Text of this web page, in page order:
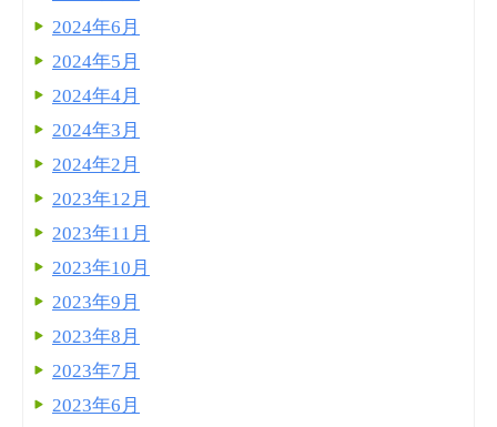
2024年6月
2024年5月
2024年4月
2024年3月
2024年2月
2023年12月
2023年11月
2023年10月
2023年9月
2023年8月
2023年7月
2023年6月